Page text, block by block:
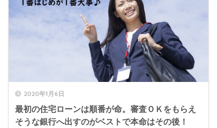
2020年1月6日
最初の住宅ローンは順番が命。審査ＯＫをもらえ
そうな銀行へ出すのがベストで本命はその後！